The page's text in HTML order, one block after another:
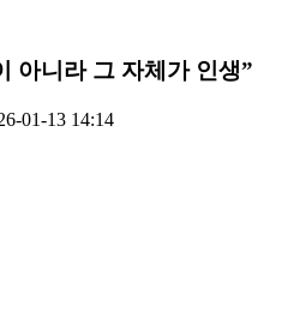
아니라 그 자체가 인생”
01-13 14:14